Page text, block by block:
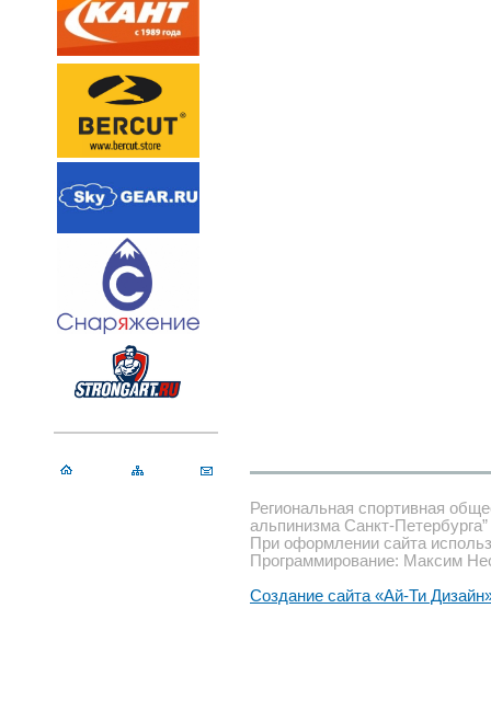
Региональная спортивная
альпинизма Санкт-Петербурга”
При оформлении сайта
Программирование: Максим
Создание сайта «Ай-Ти